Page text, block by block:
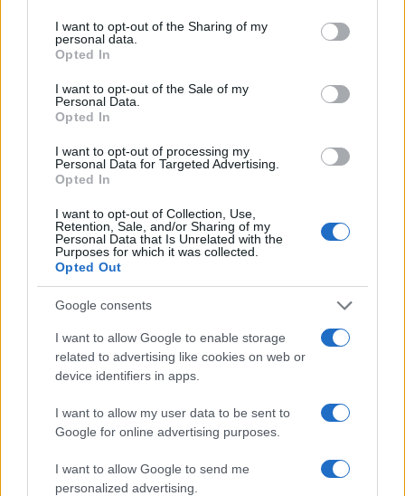
not limited to your visit or usage behaviour. You may click to
grant or deny consent to Google and its third-party tags to
use your data for below specified purposes in below Google
consent section.
I want to opt-out of the Sharing of my
personal data.
Opted In
I want to opt-out of the Sale of my
Personal Data.
Opted In
I want to opt-out of processing my
Personal Data for Targeted Advertising.
Opted In
I want to opt-out of Collection, Use,
Retention, Sale, and/or Sharing of my
Personal Data that Is Unrelated with the
Purposes for which it was collected.
Opted Out
Google consents
I want to allow Google to enable storage
related to advertising like cookies on web or
device identifiers in apps.
I want to allow my user data to be sent to
Google for online advertising purposes.
I want to allow Google to send me
personalized advertising.
alle attività di ottimazione delle
produzioni
“Ritengo che i dati presentati oggi siano
interprofessionale latte ovino sardo, Salvatore
Pala, che aggiunto: “È chiaro che tali dati
dovranno essere ancora affinati,
la base essenziale affinché Oilos inizi a
lavorare e a concretizzaretutto quello che
il nostro mondo si aspetta: una seria
programmazione, provando a gestire le fasce
trasformare il latte”.
Vuoi rimuovere le pubblicità nazionali?
Puoi abbonarti a
soli € 1,10 al mese
cliccandoqui